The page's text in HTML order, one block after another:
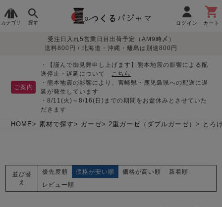
カテゴリ 探す ログイン カート
レディースパジャマ
生地で
さがす
目的別で
さがす
敏感肌用
パジャマ
入院・介護
胸が目立たない
マタニティ
パジャマ
ペアで
デザインで
さがす
夏パジャマ特集 つくるパジャマとは
お支払い・送料・配送
について
返品・交換について
受注日入れ5営業日目出荷予定（AM9時〆）
送料800円 / 北海道・沖縄・離島は別途800円
ご案内
・【謹んで御見舞申し上げます】熊本地震の影響による配
送停止・遅延について こちら
・熊本地震の影響により、宮崎県・鹿児島県への配送に遅
延が発生しています
・8/11(火)～8/16(日)までの期間をお盆休みとさせていた
だきます
HOME 素材で探す ガーゼ 2重ガーゼ（ダブルガーゼ） とろ
並び替
え
優先度順 価格が安い順 価格が高い順
新着順
レビュー順